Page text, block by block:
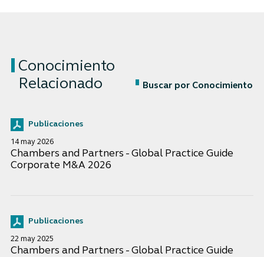
Conocimiento
Relacionado
Buscar por Conocimiento
Publicaciones
14 may 2026
Chambers and Partners - Global Practice Guide
Corporate M&A 2026
Publicaciones
22 may 2025
Chambers and Partners - Global Practice Guide